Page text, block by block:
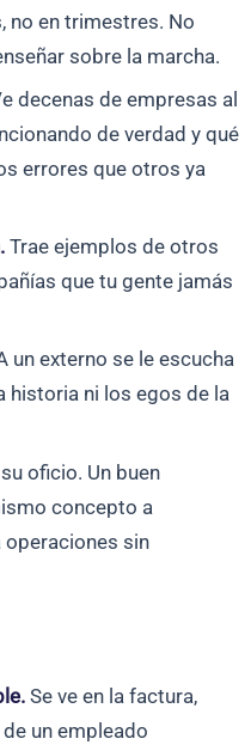
no en trimestres. No
sobre la marcha.
decenas de empresas al
de verdad y qué
errores que otros ya
Trae ejemplos de otros
que tu gente jamás
un externo se le escucha
historia ni los egos de la
oficio. Un buen
concepto a
operaciones sin
Se ve en la factura,
un empleado